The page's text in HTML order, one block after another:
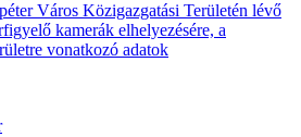
Város Közigazgatási Területén lévő
kamerák elhelyezésére, a
vonatkozó adatok